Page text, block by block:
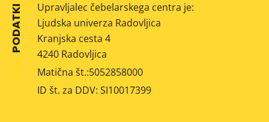
PODATKI
Upravljalec čebelarskega centra je:
Ljudska univerza Radovljica
Kranjska cesta 4
4240 Radovljica
Matična št.:5052858000
ID št. za DDV: SI10017399